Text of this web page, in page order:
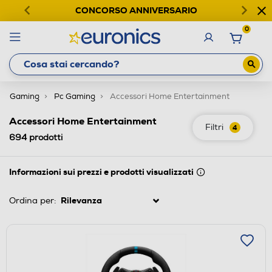
CONCORSO ANNIVERSARIO
0
Gaming Pc Gaming Accessori Home Entertainment
Filtri 4
Accessori Home Entertainment
694prodotti
Informazioni sui prezzi e prodotti visualizzati
Ordina per: